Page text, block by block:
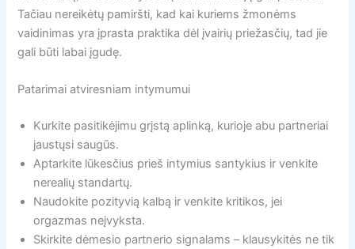
Tačiau nereikėtų pamiršti, kad kai kuriems žmonėms
vaidinimas yra įprasta praktika dėl įvairių priežasčių, tad jie
gali būti labai įgudę.
Patarimai atviresniam intymumui
Kurkite pasitikėjimu grįstą aplinką, kurioje abu partneriai
jaustųsi saugūs.
Aptarkite lūkesčius prieš intymius santykius ir venkite
nerealių standartų.
Naudokite pozityvią kalbą ir venkite kritikos, jei
orgazmas neįvyksta.
Skirkite dėmesio partnerio signalams – klausykitės ne tik